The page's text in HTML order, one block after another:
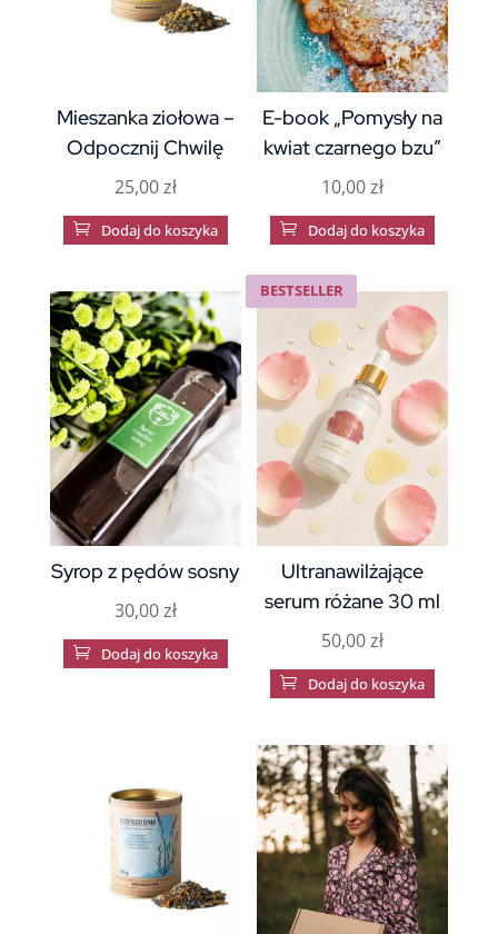
Mieszanka ziołowa –
Odpocznij Chwilę
25,00zł
 Dodaj do koszyka
E-book „Pomysły na
kwiat czarnego bzu”
10,00zł
 Dodaj do koszyka
Syrop z pędów sosny
30,00zł
 Dodaj do koszyka
BESTSELLER
Ultranawilżające
serum różane 30 ml
50,00zł
 Dodaj do koszyka